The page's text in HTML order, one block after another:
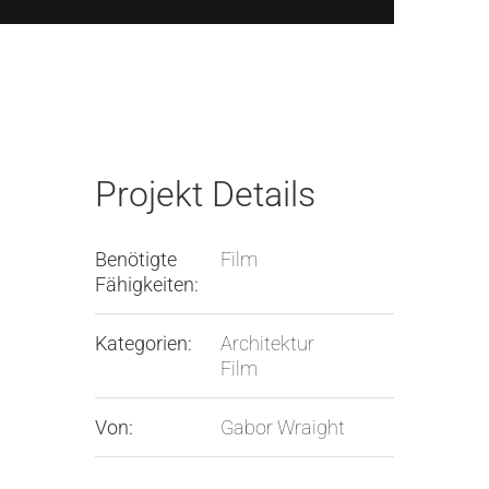
Projekt Details
Benötigte
Fähigkeiten:
Film
Kategorien:
Architektur
Film
Von: Gabor Wraight